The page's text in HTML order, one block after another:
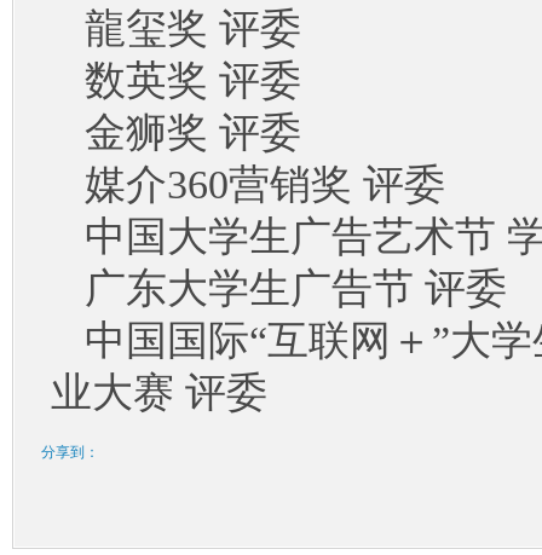
龍玺奖 评委
数英奖 评委
金狮奖 评委
媒介360营销奖 评
中国大学生广告艺术节
广东大学生广告节 评委
中国国际“互联网＋”大
业大赛 评委
分享到：